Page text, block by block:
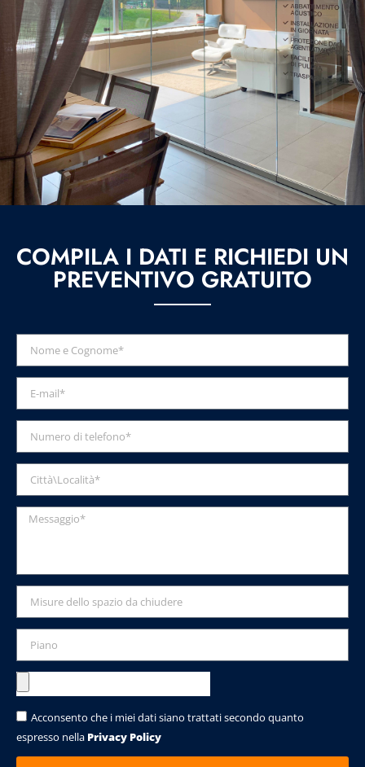
COMPILA I DATI E RICHIEDI UN
PREVENTIVO GRATUITO
Acconsento che i miei dati siano trattati secondo quanto
espresso nella Privacy Policy